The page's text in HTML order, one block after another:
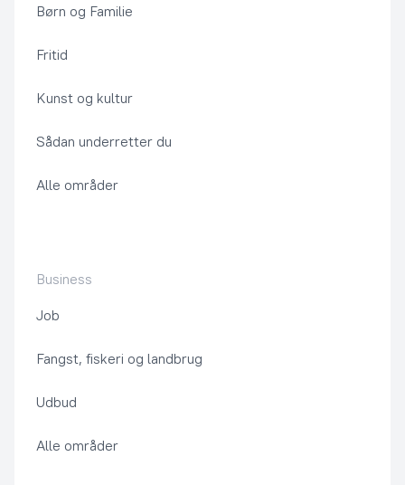
Børn og Familie
Fritid
Kunst og kultur
Sådan underretter du
Alle områder
Business
Job
Fangst, fiskeri og landbrug
Udbud
Alle områder